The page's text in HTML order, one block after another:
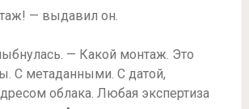
— выдавил он.
— Какой монтаж. Это
С метаданными. С датой,
облака. Любая экспертиза